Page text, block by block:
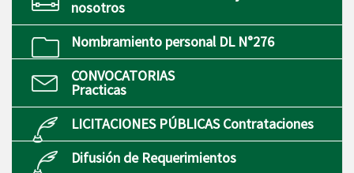
nosotros
Nombramiento personal DL N°276
CONVOCATORIAS
Practicas
LICITACIONES PÚBLICAS Contrataciones
Difusión de Requerimientos